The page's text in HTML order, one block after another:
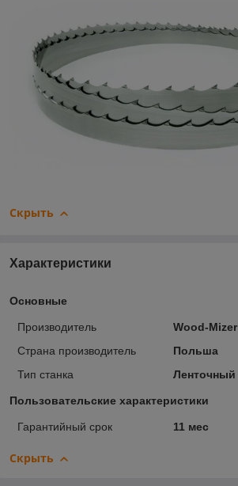
Скрыть
Характеристики
Основные
Производитель
Wood-Mizer
Страна производитель
Польша
Тип станка
Ленточный
Пользовательские характеристики
Гарантийный срок 11 мес
Скрыть